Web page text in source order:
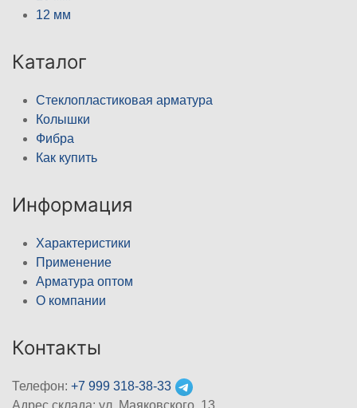
12 мм
Каталог
Стеклопластиковая арматура
Колышки
Фибра
Как купить
Информация
Характеристики
Применение
Арматура оптом
О компании
Контакты
Телефон: +7 999 318-38-33
Адрес склада: ул. Маяковского, 13